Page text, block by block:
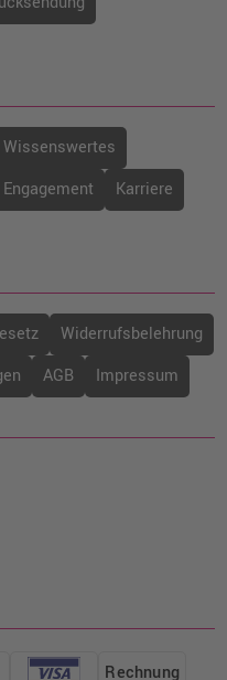
Wissenswertes
Karriere
Widerrufsbelehrung
AGB Impressum
Rechnung